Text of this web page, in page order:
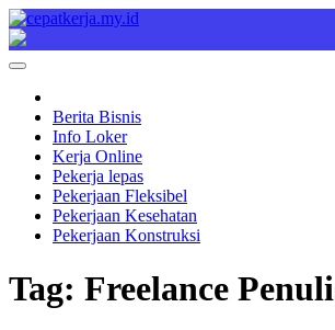
Skip
to
content
Cepat Kerja
Berita Bisnis
Berita Bisnis
Info Loker
Kerja Online
Pekerja lepas
Pekerjaan Fleksibel
Pekerjaan Kesehatan
Pekerjaan Konstruksi
Tag: Freelance